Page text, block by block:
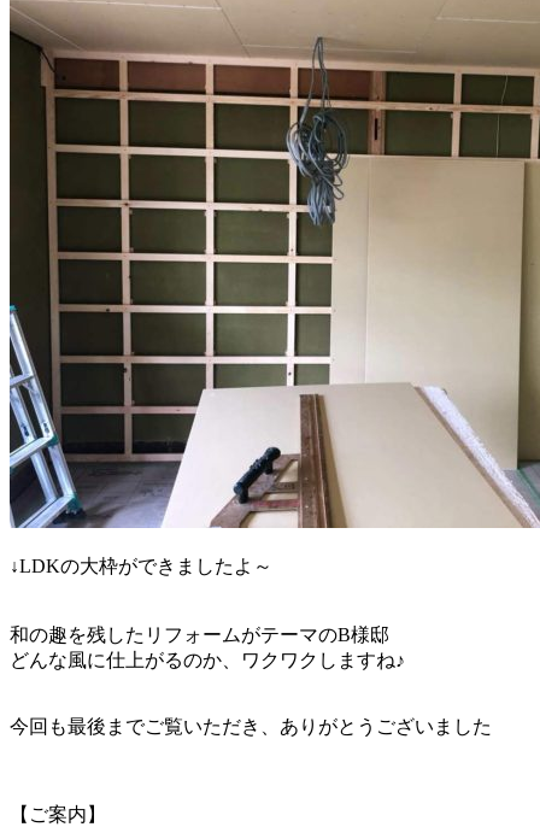
↓LDKの大枠ができましたよ～
和の趣を残したリフォームがテーマのB様邸
どんな風に仕上がるのか、ワクワクしますね♪
今回も最後までご覧いただき、ありがとうございました
【ご案内】